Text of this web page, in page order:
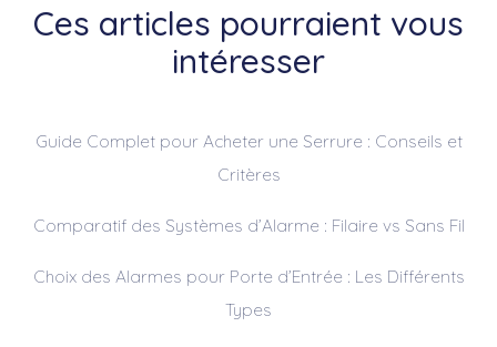
Ces articles pourraient vous
intéresser
Guide Complet pour Acheter une Serrure : Conseils et
Critères
Comparatif des Systèmes d’Alarme : Filaire vs Sans Fil
Choix des Alarmes pour Porte d’Entrée : Les Différents
Types